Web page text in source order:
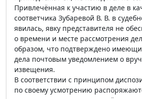
Привлечённая к участию в деле в
соответчика Зубаревой В. В. в
явилась, явку представителя не
о времени и месте рассмотрения
образом, что подтверждено
дела почтовым уведомлением о
извещения.
В соответствии с принципом
по своему усмотрению